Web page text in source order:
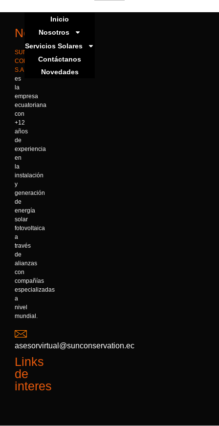
Nosotros
SUN
CONSERVATION
S.A.
es
la
empresa
ecuatoriana
con
+12
años
de
experiencia
en
la
instalación
y
generación
de
energía
solar
fotovoltaica
a
través
de
alianzas
con
compañías
especializadas
a
nivel
mundial.
asesorvirtual@sunconservation.ec
Links
de
interes
Inicio
Nosotros
Servicios Solares
Contáctanos
Novedades